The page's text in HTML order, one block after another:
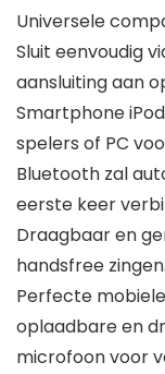
Universele
Sluit eenvoudig
aansluiting aan
Smartphone
spelers of PC
Bluetooth zal
eerste keer
Draagbaar en
handsfree zingen.
Perfecte
oplaadbare en
microfoon voor